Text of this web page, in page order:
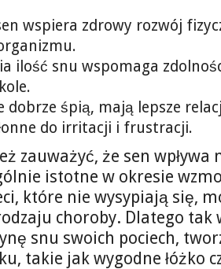
wspiera zdrowy rozwój
ilość snu wspomaga
dobrze śpią, mają lepsze
do irritacji i frustracji.
zauważyć, że sen wpływa
istotne w okresie
które nie wysypiają się,
choroby. Dlatego tak
snu swoich pociech,
takie jak wygodne łóżko